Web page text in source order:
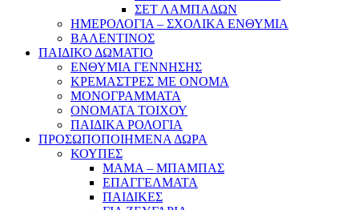
ΣΕΤ ΛΑΜΠΑΔΩΝ
ΗΜΕΡΟΛΟΓΙΑ – ΣΧΟΛΙΚΑ ΕΝΘΥΜΙΑ
ΒΑΛΕΝΤΙΝΟΣ
ΠΑΙΔΙΚΟ ΔΩΜΑΤΙΟ
ΕΝΘΥΜΙΑ ΓΕΝΝΗΣΗΣ
ΚΡΕΜΑΣΤΡΕΣ ΜΕ ΟΝΟΜΑ
ΜΟΝΟΓΡΑΜΜΑΤΑ
ΟΝΟΜΑΤΑ ΤΟΙΧΟΥ
ΠΑΙΔΙΚΑ ΡΟΛΟΓΙΑ
ΠΡΟΣΩΠΟΠΟΙΗΜΕΝΑ ΔΩΡΑ
ΚΟΥΠΕΣ
ΜΑΜΑ – ΜΠΑΜΠΑΣ
ΕΠΑΓΓΕΛΜΑΤΑ
ΠΑΙΔΙΚΕΣ